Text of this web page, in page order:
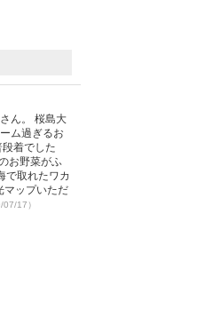
ん。 桜島大
ム過ぎるお
着でした
お野菜がふ
で取れたワカ
マップいただ
17）